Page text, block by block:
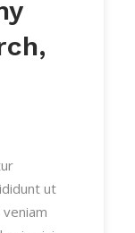
ut